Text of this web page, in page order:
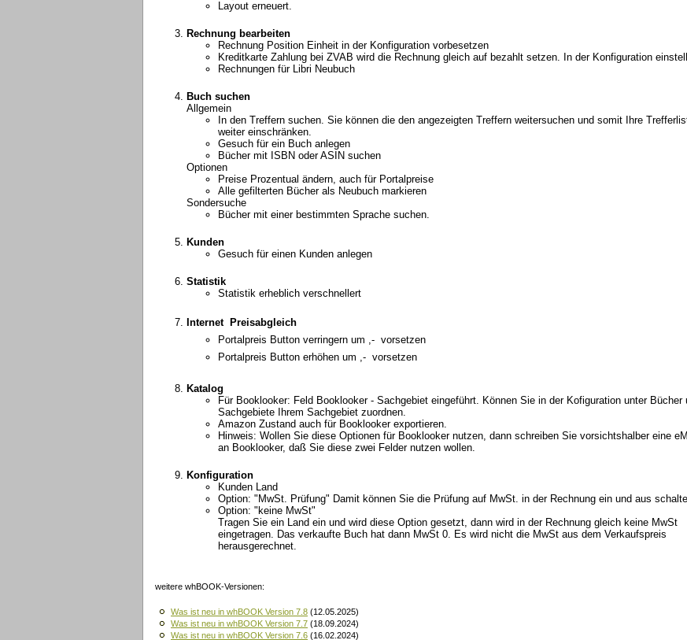
Layout erneuert.
Rechnung bearbeiten
Rechnung Position Einheit in der Konfiguration vorbesetzen
Kreditkarte Zahlung bei ZVAB wird die Rechnung gleich auf bezahlt setzen. In der Konfiguration
Rechnungen für Libri Neubuch
Buch suchen
Allgemein
In den Treffern suchen. Sie können die den angezeigten Treffern weitersuchen und somit Ihre
weiter einschränken.
Gesuch für ein Buch anlegen
Bücher mit ISBN oder ASIN suchen
Optionen
Preise Prozentual ändern, auch für Portalpreise
Alle gefilterten Bücher als Neubuch markieren
Sondersuche
Bücher mit einer bestimmten Sprache suchen.
Kunden
Gesuch für einen Kunden anlegen
Statistik
Statistik erheblich verschnellert
Internet  Preisabgleich
Portalpreis Button verringern um ,-  vorsetzen
Portalpreis Button erhöhen um ,-  vorsetzen
Katalog
Für Booklooker: Feld Booklooker - Sachgebiet eingeführt. Können Sie in der Kofiguration unter Bücher
Sachgebiete Ihrem Sachgebiet zuordnen.
Amazon Zustand auch für Booklooker exportieren.
Hinweis: Wollen Sie diese Optionen für Booklooker nutzen, dann schreiben Sie vorsichtshalber eine
an Booklooker, daß Sie diese zwei Felder nutzen wollen.
Konfiguration
Kunden Land
Option: "MwSt. Prüfung" Damit können Sie die Prüfung auf MwSt. in der Rechnung ein und aus
Option: "keine MwSt"
Tragen Sie ein Land ein und wird diese Option gesetzt, dann wird in der Rechnung gleich keine MwSt
eingetragen. Das verkaufte Buch hat dann MwSt 0. Es wird nicht die MwSt aus dem Verkaufspreis
herausgerechnet.
weitere whBOOK-Versionen:
Was ist neu in whBOOK Version 7.8 (12.05.2025)
Was ist neu in whBOOK Version 7.7 (18.09.2024)
Was ist neu in whBOOK Version 7.6 (16.02.2024)